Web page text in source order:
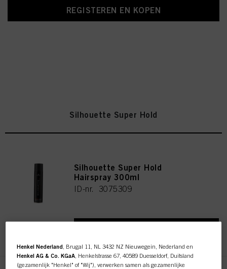
REGISTEREN EN KOPEN
Silhouette Super Hold
Silhouette Super Hold
Hairspray 300ml
ID-nr. 3075309
Henkel Nederland , Brugal 11, NL 3432 NZ Nieuwegein, Nederland en
Henkel AG & Co. KGaA , Henkelstrasse 67, 40589 Duesseldorf, Duitsland
(gezamenlijk "Henkel" of "Wij"), verwerken samen als gezamenlijke